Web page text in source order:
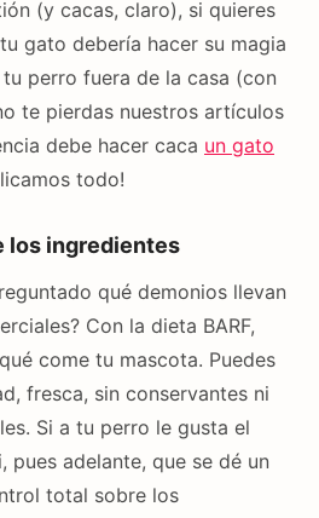
(y cacas, claro), si quieres
gato debería hacer su magia
perro fuera de la casa (con
te pierdas nuestros artículos
debe hacer caca un gato
todo!
los ingredientes
qué demonios llevan
Con la dieta BARF,
come tu mascota. Puedes
fresca, sin conservantes ni
Si a tu perro le gusta el
pues adelante, que se dé un
total sobre los